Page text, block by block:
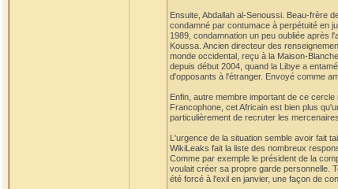
Ensuite, Abdallah al-Senoussi. Beau-frère
condamné par contumace à perpétuité en
1989, condamnation un peu oubliée après
Koussa. Ancien directeur des
monde occidental, reçu à la Maison-
depuis début 2004, quand la Libye a
d'opposants à l'étranger. Envoyé comme
Enfin, autre membre important de ce
Francophone, cet Africain est bien plus
particulièrement de recruter les
L'urgence de la situation semble avoir fait
WikiLeaks fait la liste des nombreux
Comme par exemple le président de la
voulait créer sa propre garde personnelle.
été forcé à l'exil en janvier, une façon de